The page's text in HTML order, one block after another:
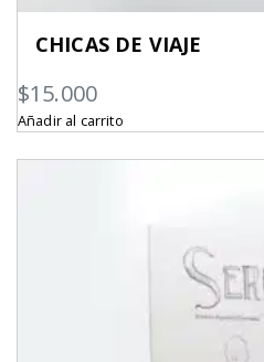
CHICAS DE VIAJE
$15.000
Añadir al carrito